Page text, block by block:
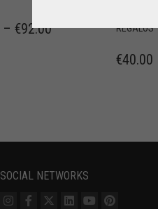
–€92.00 REGALOS
€40.00
SOCIAL NETWORKS